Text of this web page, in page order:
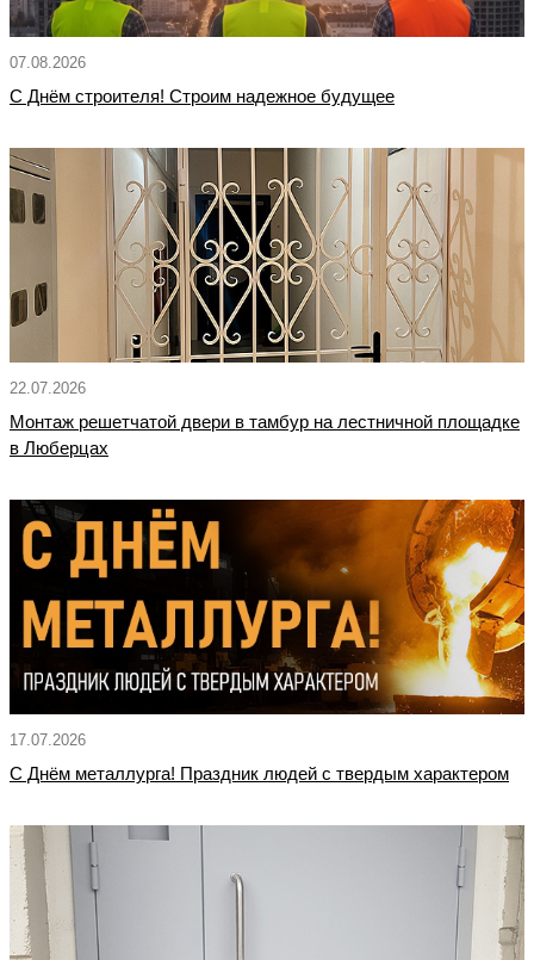
07.08.2026
С Днём строителя! Строим надежное будущее
22.07.2026
Монтаж решетчатой двери в тамбур на лестничной площадке
в Люберцах
17.07.2026
С Днём металлурга! Праздник людей с твердым характером